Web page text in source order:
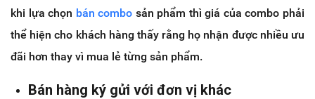
khi lựa chọn bán combo sản phẩm thì giá của combo phải
thể hiện cho khách hàng thấy rằng họ nhận được nhiều ưu
đãi hơn thay vì mua lẻ từng sản phẩm.
Bán hàng ký gửi với đơn vị khác